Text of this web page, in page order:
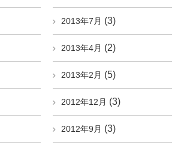
2013年7月 (3)
2013年4月 (2)
2013年2月 (5)
2012年12月 (3)
2012年9月 (3)